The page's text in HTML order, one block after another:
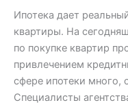
Ипотека дает
квартиры. На
по покупке квартир
привлечением
сфере ипотеки много,
Специалисты